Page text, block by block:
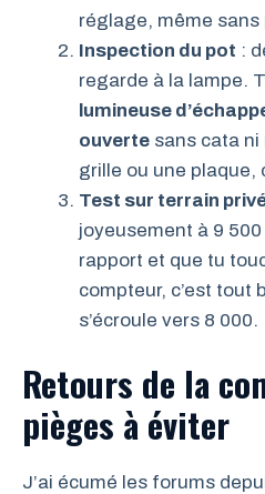
réglage, même sans
Inspection du pot :
regarde à la lampe.
lumineuse
ouverte sans cata ni
grille ou une plaque,
Test sur terrain
joyeusement à 9
rapport et que tu
compteur, c’est tout
s’écroule vers 8 000.
Retours de la
pièges à éviter
J’ai écumé les forums